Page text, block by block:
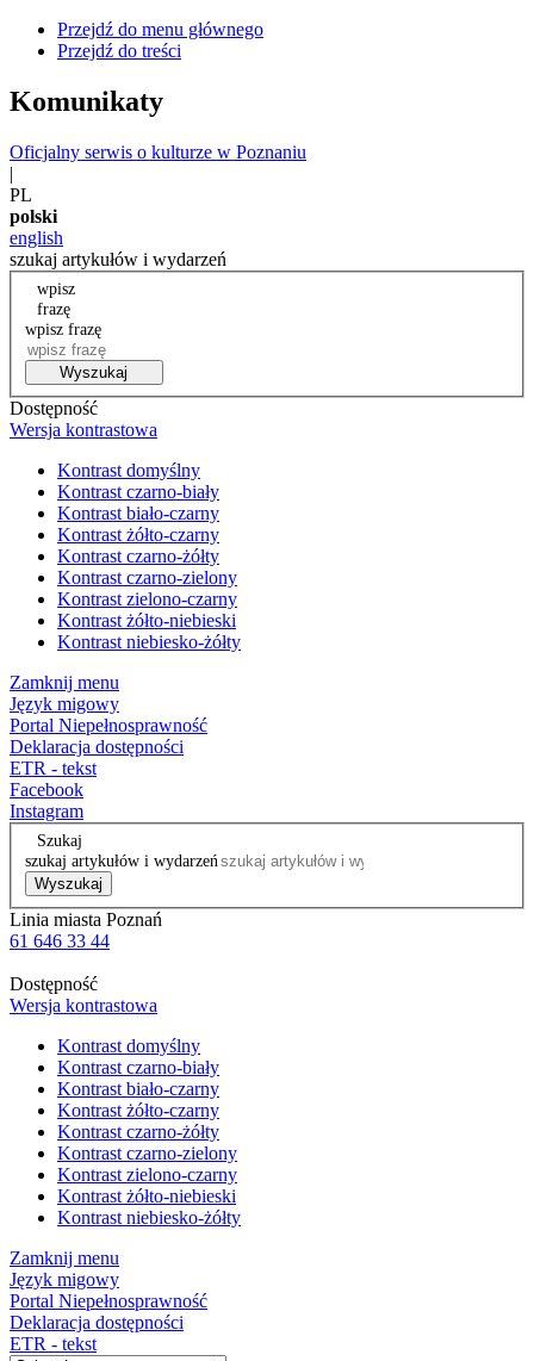
Przejdź do menu głównego
Przejdź do treści
Komunikaty
Oficjalny serwis o kulturze w Poznaniu
|
PL
polski
english
szukaj artykułów i wydarzeń
wpisz
frazę
wpisz frazę
Wyszukaj
Dostępność
Wersja kontrastowa
Kontrast domyślny
Kontrast czarno-biały
Kontrast biało-czarny
Kontrast żółto-czarny
Kontrast czarno-żółty
Kontrast czarno-zielony
Kontrast zielono-czarny
Kontrast żółto-niebieski
Kontrast niebiesko-żółty
Zamknij menu
Język migowy
Portal Niepełnosprawność
Deklaracja dostępności
ETR - tekst
Facebook
Instagram
Szukaj
szukaj artykułów i wydarzeń
Wyszukaj
Linia miasta Poznań
61 646 33 44
Dostępność
Wersja kontrastowa
Kontrast domyślny
Kontrast czarno-biały
Kontrast biało-czarny
Kontrast żółto-czarny
Kontrast czarno-żółty
Kontrast czarno-zielony
Kontrast zielono-czarny
Kontrast żółto-niebieski
Kontrast niebiesko-żółty
Zamknij menu
Język migowy
Portal Niepełnosprawność
Deklaracja dostępności
ETR - tekst